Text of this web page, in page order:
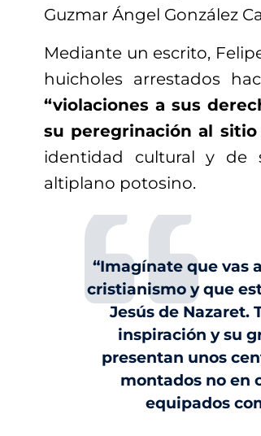
Guzmar Ángel González
Mediante un escrito,
huicholes arrestados
“violaciones a sus
su peregrinación al
identidad cultural y de
altiplano potosino.
“Imagínate que vas
cristianismo y que
Jesús de Nazaret.
inspiración y su
presentan unos
montados no en
equipados